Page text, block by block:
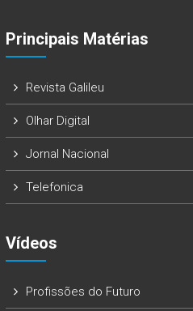
Principais Matérias
Revista Galileu
Olhar Digital
Jornal Nacional
Telefonica
Vídeos
Profissões do Futuro